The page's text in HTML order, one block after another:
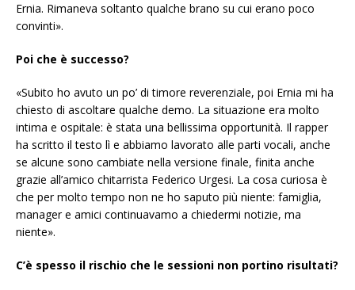
Ernia. Rimaneva soltanto qualche brano su cui erano poco
convinti».
Poi che è successo?
«Subito ho avuto un po’ di timore reverenziale, poi Ernia mi ha
chiesto di ascoltare qualche demo. La situazione era molto
intima e ospitale: è stata una bellissima opportunità. Il rapper
ha scritto il testo lì e abbiamo lavorato alle parti vocali, anche
se alcune sono cambiate nella versione finale, finita anche
grazie all’amico chitarrista Federico Urgesi. La cosa curiosa è
che per molto tempo non ne ho saputo più niente: famiglia,
manager e amici continuavamo a chiedermi notizie, ma
niente».
C’è spesso il rischio che le sessioni non portino risultati?